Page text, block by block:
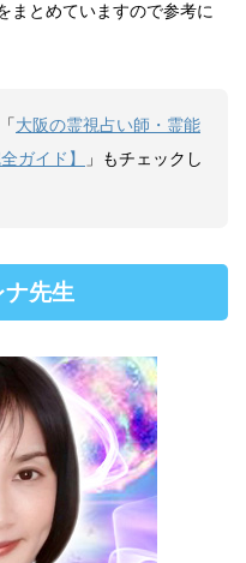
まとめていますので参考に
大阪の霊視占い師・霊能
ガイド】
」もチェックし
ナ先生